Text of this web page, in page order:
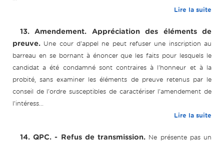
Lire la suite
13. Amendement. Appréciation des éléments de
preuve. Une cour d'appel ne peut refuser une inscription au
barreau en se bornant à énoncer que les faits pour lesquels le
candidat a été condamné sont contraires à l'honneur et à la
probité, sans examiner les éléments de preuve retenus par le
conseil de l'ordre susceptibles de caractériser l'amendement de
l'intéress...
Lire la suite
14. QPC. - Refus de transmission. Ne présente pas un